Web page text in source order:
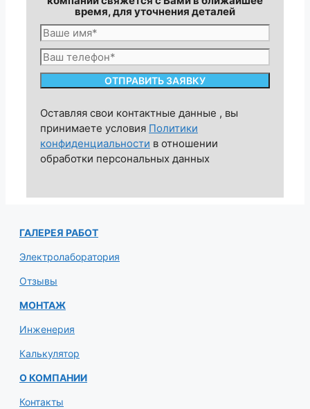
время, для уточнения деталей
Оставляя свои контактные данные , вы
принимаете условия Политики
конфиденциальности в отношении
обработки персональных данных
ГАЛЕРЕЯ РАБОТ
Электролаборатория
Отзывы
МОНТАЖ
Инженерия
Калькулятор
О КОМПАНИИ
Контакты